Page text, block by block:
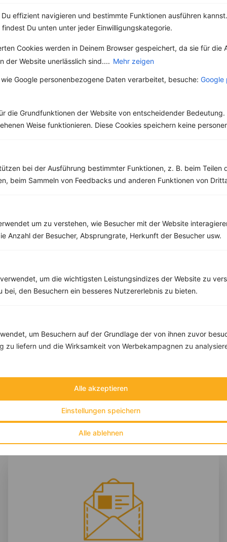
effizient navigieren und bestimmte Funktionen ausführen
Du unten unter jeder Einwilligungskategorie.
Cookies werden in Deinem Browser gespeichert, da sie für die
der Website unerlässlich sind.... Mehr zeigen
Google personenbezogene Daten verarbeitet, besuche: Google
die Grundfunktionen der Website von entscheidender Bedeutung.
Weise funktionieren. Diese Cookies speichern keine
bei der Ausführung bestimmter Funktionen, z. B. beim Teilen
beim Sammeln von Feedbacks und anderen Funktionen von
um zu verstehen, wie Besucher mit der Website
Anzahl der Besucher, Absprungrate, Herkunft der Besucher usw.
um die wichtigsten Leistungsindizes der Website zu
bei, den Besuchern ein besseres Nutzererlebnis zu bieten.
um Besuchern auf der Grundlage der von ihnen zuvor
zu liefern und die Wirksamkeit von Werbekampagnen zu
Alle ablehnen
Einstellungen speichern
Alle akzeptieren
Alternativen zum
Balsamico
rotem oder weißem
Traubenwein
Herstellung geschieht
unter einem speziellen
Gärverfahren....
gesünder?
beliebter Brotaufstrich,
wegen seines leicht
karamelligen...
Weitere Low Carb Rezepte
Feldsalat mit Tomate und Feta
Rezepte mit 500 bis 600 kcal
Rezepte
‹ ›
Kalorien:
556 kcal
Fett: